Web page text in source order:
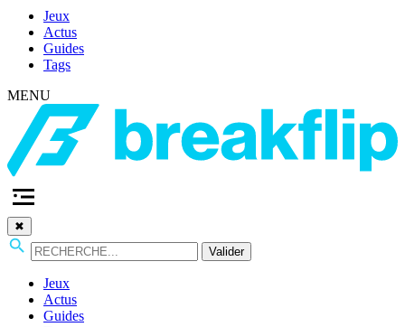
Jeux
Actus
Guides
Tags
MENU
✖
Valider
Jeux
Actus
Guides